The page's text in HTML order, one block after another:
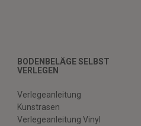
BODENBELÄGE SELBST
VERLEGEN
Verlegeanleitung
Kunstrasen
Verlegeanleitung Vinyl